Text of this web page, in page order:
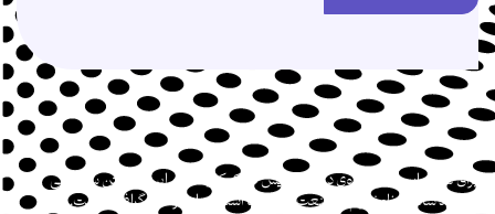
برای تغییر این متن بر روی دکمه ویرایش کلیک کنید. لورم ایپسوم متن ساختگی
با تولید سادگی نامفهوم از صنعت چاپ و با استفاده از طراحان گرافیک است.